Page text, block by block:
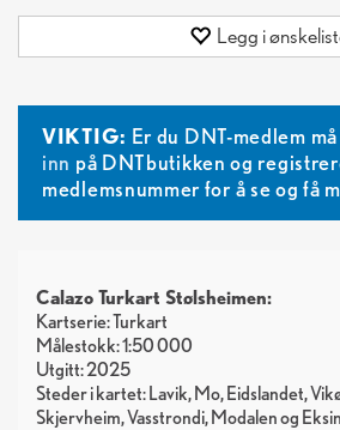
Legg i
VIKTIG: Er du DNT-medlem
inn på DNTbutikken og
medlemsnummer for å se og få
Calazo Turkart Stølsheimen:
Kartserie: Turkart
Målestokk: 1:50 000
Utgitt: 2025
Steder i kartet: Lavik, Mo, Eidslandet,
Skjervheim, Vasstrondi, Modalen og